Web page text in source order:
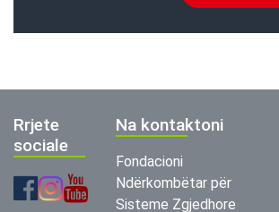
Rrjete
sociale
Na kontaktoni
Fondacioni
Ndërkombëtar për
Sisteme Zgjedhore